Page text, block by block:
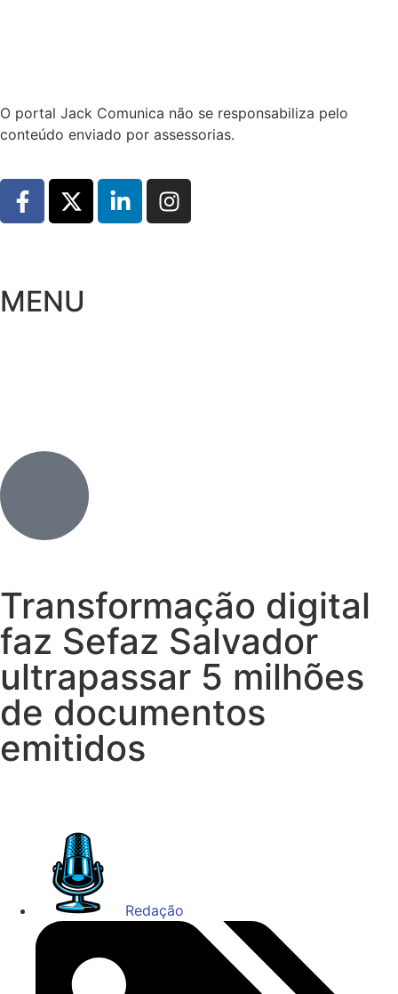
O portal Jack Comunica não se responsabiliza pelo
conteúdo enviado por assessorias.
MENU
Transformação digital
faz Sefaz Salvador
ultrapassar 5 milhões
de documentos
emitidos
Redação